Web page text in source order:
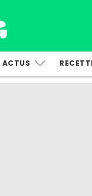
ACTUS